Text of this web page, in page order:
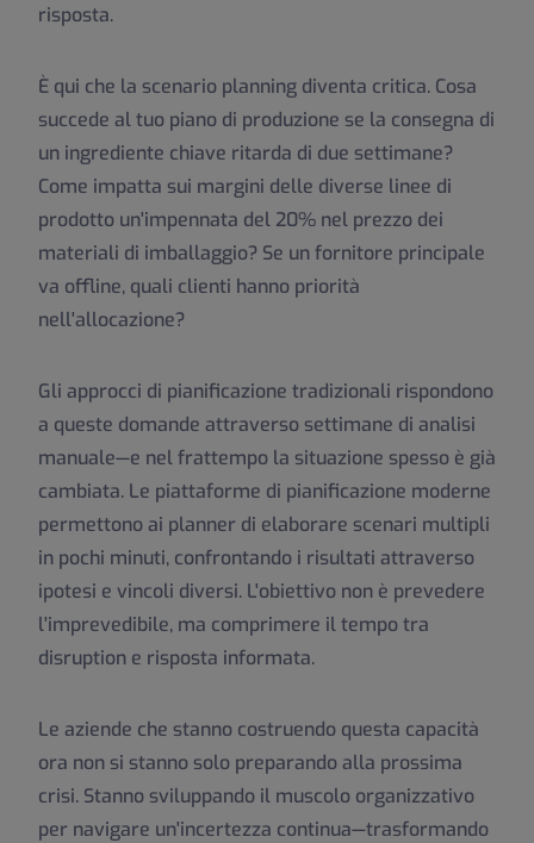
risposta.
È qui che la scenario planning diventa critica. Cosa
succede al tuo piano di produzione se la consegna di
un ingrediente chiave ritarda di due settimane?
Come impatta sui margini delle diverse linee di
prodotto un'impennata del 20% nel prezzo dei
materiali di imballaggio? Se un fornitore principale
va offline, quali clienti hanno priorità
nell'allocazione?
Gli approcci di pianificazione tradizionali rispondono
a queste domande attraverso settimane di analisi
manuale—e nel frattempo la situazione spesso è già
cambiata. Le piattaforme di pianificazione moderne
permettono ai planner di elaborare scenari multipli
in pochi minuti, confrontando i risultati attraverso
ipotesi e vincoli diversi. L'obiettivo non è prevedere
l'imprevedibile, ma comprimere il tempo tra
disruption e risposta informata.
Le aziende che stanno costruendo questa capacità
ora non si stanno solo preparando alla prossima
crisi. Stanno sviluppando il muscolo organizzativo
per navigare un'incertezza continua—trasformando